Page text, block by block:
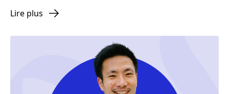
Lire plus